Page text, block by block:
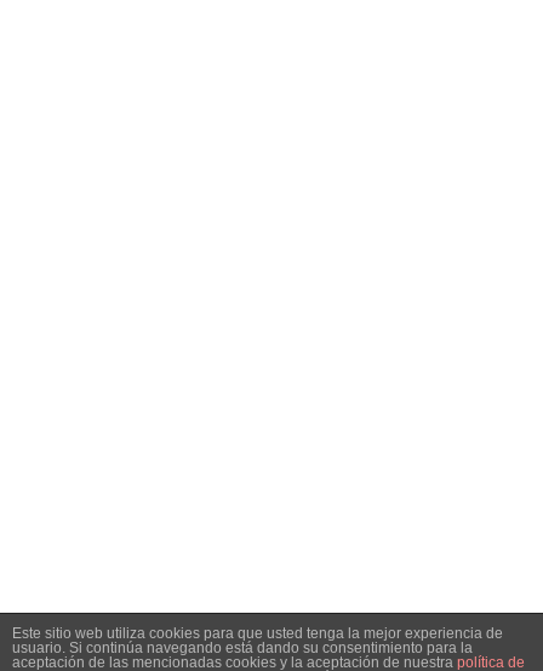
Este sitio web utiliza cookies para que usted tenga la mejor experiencia de
usuario. Si continúa navegando está dando su consentimiento para la
aceptación de las mencionadas cookies y la aceptación de nuestra política de